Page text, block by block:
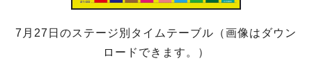
7月27日のステージ別タイムテーブル（画像はダウン
ロードできます。）